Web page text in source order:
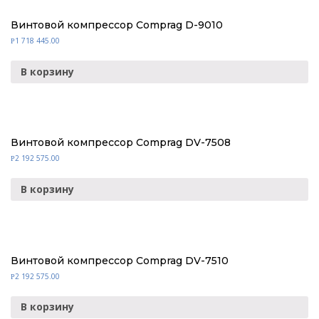
Винтовой компрессор Comprag D-9010
Р1 718 445.00
В корзину
Винтовой компрессор Comprag DV-7508
Р2 192 575.00
В корзину
Винтовой компрессор Comprag DV-7510
Р2 192 575.00
В корзину